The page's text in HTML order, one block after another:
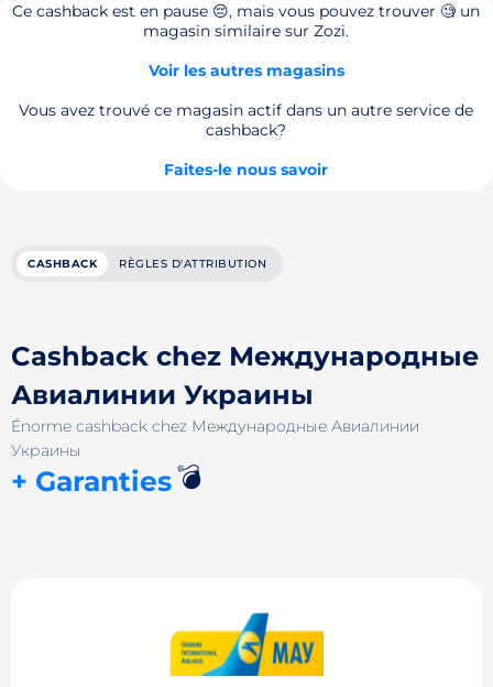
Ce cashback est en pause 😔, mais vous pouvez trouver 🧐 un
magasin similaire sur Zozi.
Voir les autres magasins
Vous avez trouvé ce magasin actif dans un autre service de
cashback?
Faites-le nous savoir
CASHBACK RÈGLES D'ATTRIBUTION
Cashback chez Международные
Авиалинии Украины
Énorme cashback chez Международные Авиалинии
Украины
+ Garanties💣